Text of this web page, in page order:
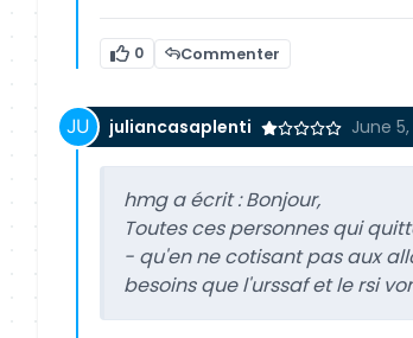
0 Commenter
juliancasaplenti June 5,
hmg a écrit :Bonjour,
Toutes ces personnes qui
- qu'en ne cotisant pas aux
besoins que l'urssaf et le rsi